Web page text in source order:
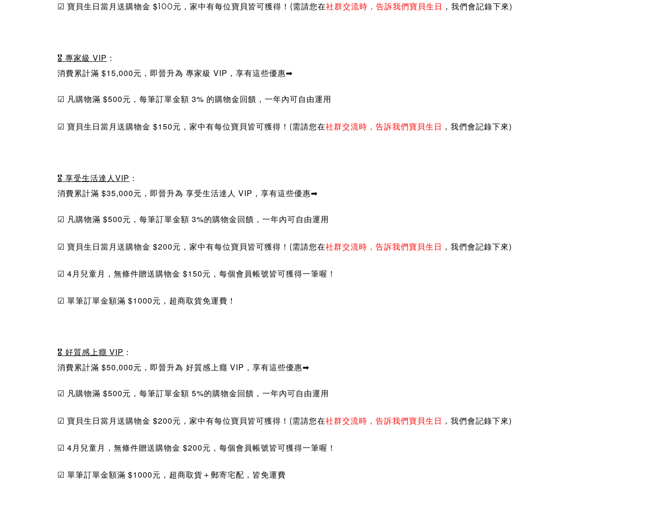
☑ 寶貝生日當月送購物金 $100元，家中有每位寶貝皆可獲得！(需請您在社群交流時，告訴我們寶貝生日 ，我們會記錄下來)
🎖 專家級 VIP ：
消費累計滿 $15,000元，即晉升為 專家級 VIP ， 享有這些優惠➡
☑ 凡購物滿 $500元， 每筆訂單金額 3% 的購物金回饋，一年內可自由運用
☑ 寶貝生日當月送購物金 $150元，家中有每位寶貝皆可獲得！ (需請您在社群交流時，告訴我們寶貝生日 ，我們會記錄下來)
🎖 享受生活達人VIP ：
消費累計滿 $35,000元，即晉升為 享受生活達人 VIP ， 享有這些優惠➡
☑ 凡購物滿 $500元， 每筆訂單金額 3%的購物金回饋，一年內可自由運用
☑ 寶貝生日當月送購物金 $200元，家中有每位寶貝皆可獲得！ (需請您在社群交流時，告訴我們寶貝生日 ，我們會記錄下來)
☑ 4月兒童月，無條件贈送購物金 $150元，每個會員帳號皆可獲得一筆喔！
☑ 單筆訂單金額滿 $1000元，超商取貨免運費！
🎖 好質感上癮 VIP ：
消費累計滿 $50,000元，即晉升為 好質感上癮 VIP ， 享有這些優惠➡
☑ 凡購物滿 $500元， 每筆訂單金額 5%的購物金回饋，一年內可自由運用
☑ 寶貝生日當月送購物金 $200元，家中有每位寶貝皆可獲得！ (需請您在社群交流時，告訴我們寶貝生日 ，我們會記錄下來)
☑ 4月兒童月，無條件贈送購物金 $200元， 每個會員帳號皆可獲得一筆喔！
☑ 單筆訂單金額滿 $1000元，超商取貨＋郵寄宅配，皆免運費